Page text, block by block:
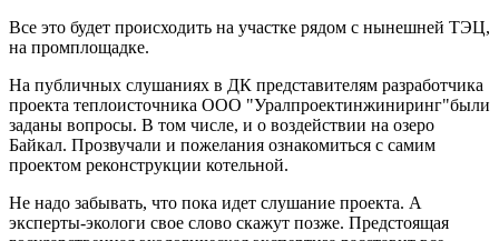
Все это будет происходить на участке рядом с нынешней ТЭЦ,
на промплощадке.
На публичных слушаниях в ДК представителям разработчика
проекта теплоисточника ООО "Уралпроектинжиниринг"были
заданы вопросы. В том числе, и о воздействии на озеро
Байкал. Прозвучали и пожелания ознакомиться с самим
проектом реконструкции котельной.
Не надо забывать, что пока идет слушание проекта. А
эксперты-экологи свое слово скажут позже. Предстоящая